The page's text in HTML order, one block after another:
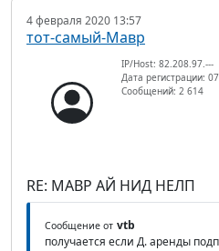
4 февраля 2020 13:57
тот-самый-Мавр
IP/Host: 82.208.97.---
Дата регистрации:
Сообщений: 2 614
RE: МАВР АЙ НИД НЕЛП
Сообщение от vtb
получается если Д. аренды